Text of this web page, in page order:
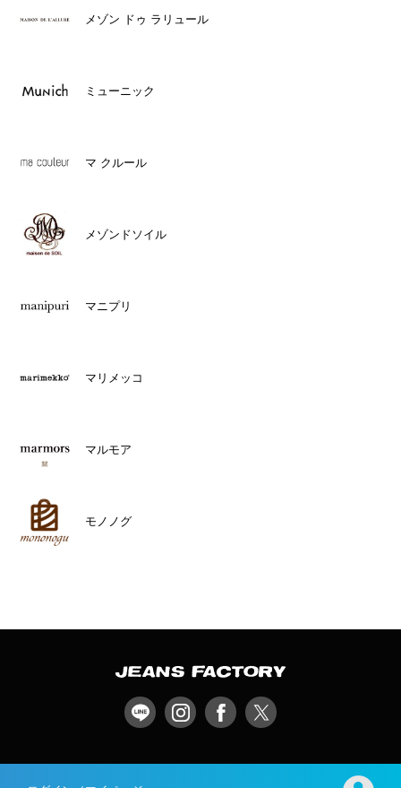
メゾン ドゥ ラリュール
ミューニック
マ クルール
メゾンドソイル
マニプリ
マリメッコ
マルモア
モノノグ